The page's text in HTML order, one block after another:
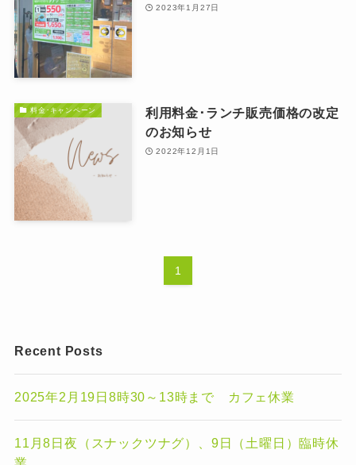
2023年1月27日
料金･キャンペーン
利用料金･ランチ販売価格の改定
のお知らせ
2022年12月1日
1
Recent Posts
2025年2月19日8時30～13時まで カフェ休業
11月8日夜（スナックツナグ）、9日（土曜日）臨時休